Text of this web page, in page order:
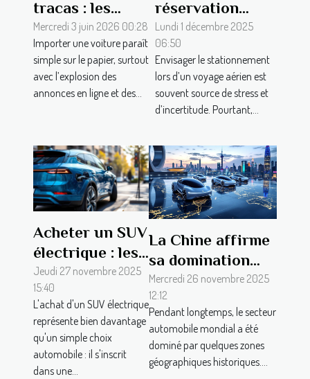
tracas : les
étapes souvent
négligées par les
novices
Mercredi 3 juin 2026 00:28
Importer une voiture paraît
simple sur le papier, surtout
avec l’explosion des
annonces en ligne et des...
réservation
anticipée pour
le stationnement
aéroportuaire
Lundi 1 décembre 2025
06:50
Envisager le stationnement
lors d’un voyage aérien est
souvent source de stress et
d’incertitude. Pourtant,...
Acheter un SUV
électrique : les
garanties
essentielles
Jeudi 27 novembre 2025
15:40
L'achat d'un SUV électrique
représente bien davantage
qu'un simple choix
automobile : il s'inscrit
dans une...
La Chine affirme
sa domination
sur le marché
mondial de
l’automobile
grâce à ses
exportations
Mercredi 26 novembre 2025
12:12
Pendant longtemps, le secteur
automobile mondial a été
dominé par quelques zones
géographiques historiques....